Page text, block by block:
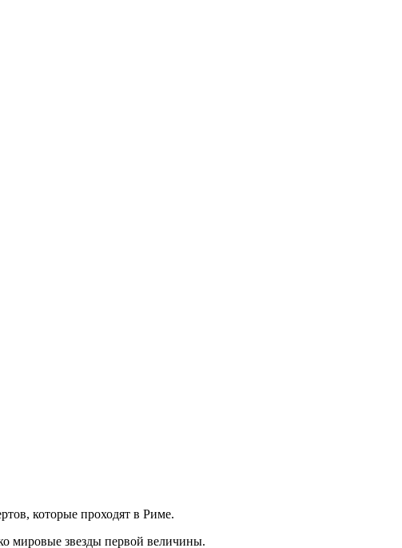
которые проходят в Риме.
мировые звезды первой величины.